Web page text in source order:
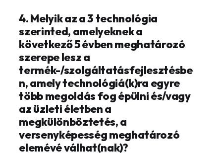
4. Melyik az a 3 technológia
szerinted, amelyeknek a
következő 5 évben meghatározó
szerepe lesz a
termék-/szolgáltatásfejlesztésbe
n, amely technológiá(k)ra egyre
több megoldás fog épülni és/vagy
az üzleti életben a
megkülönböztetés, a
versenyképesség meghatározó
elemévé válhat(nak)?